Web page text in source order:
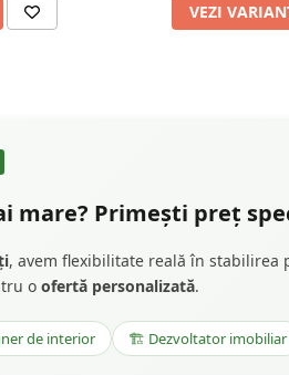
VEZI
mare? Primești preț
, avem flexibilitate reală în stabilirea
o ofertă personalizată.
de interior 🏗️ Dezvoltator imobiliar